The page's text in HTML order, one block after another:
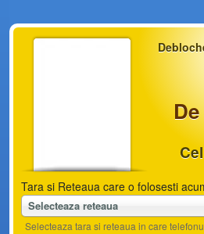
Tara si Reteaua care o folosesti
Selecteaza reteaua
Selecteaza tara si reteaua in care